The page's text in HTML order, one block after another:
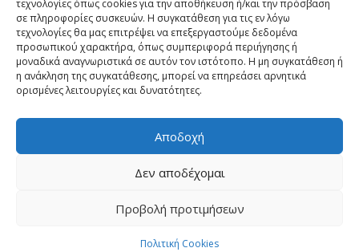
τεχνολογίες όπως cookies για την αποθήκευση ή/και την πρόσβαση
σε πληροφορίες συσκευών. Η συγκατάθεση για τις εν λόγω
τεχνολογίες θα μας επιτρέψει να επεξεργαστούμε δεδομένα
προσωπικού χαρακτήρα, όπως συμπεριφορά περιήγησης ή
μοναδικά αναγνωριστικά σε αυτόν τον ιστότοπο. Η μη συγκατάθεση ή
η ανάκληση της συγκατάθεσης, μπορεί να επηρεάσει αρνητικά
ορισμένες λειτουργίες και δυνατότητες.
Αποδοχή
Δεν αποδέχομαι
Προβολή προτιμήσεων
Πολιτική Cookies
Powered by ErgasiaKEK
Η ΕΤΑΙΡΕΊΑ ΜΑΣ ΝΈΑ
ΕΠΙΚΟΙΝΩΝΊΑ